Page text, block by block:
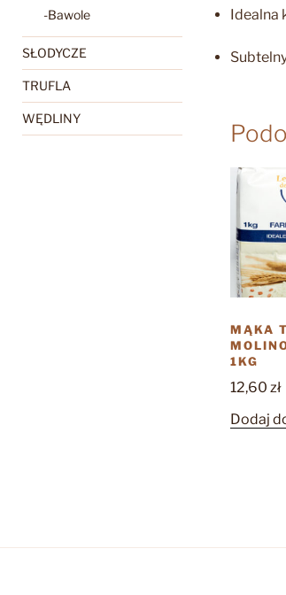
Idealna
MĄKA
1KG
12,60zł
Dodaj
-Bawole
SŁODYCZE
TRUFLA
WĘDLINY